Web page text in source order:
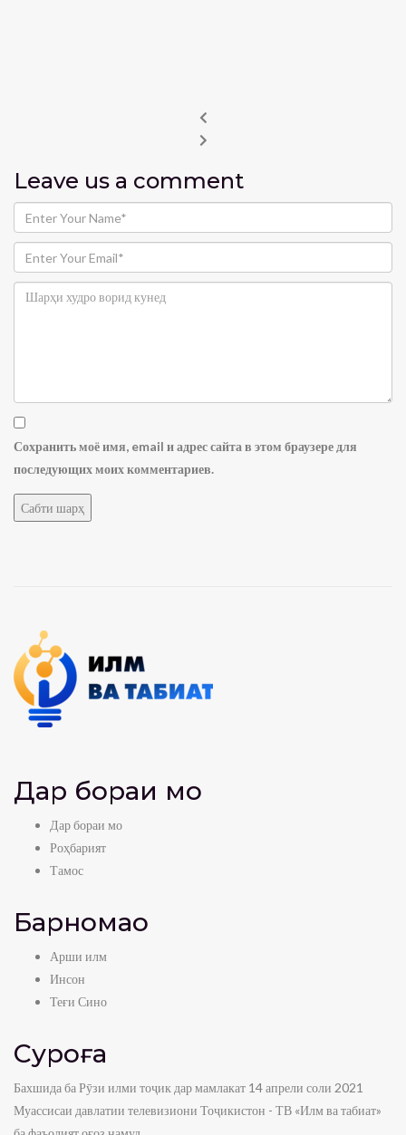
Leave us a comment
Сохранить моё имя, email и адрес сайта в этом браузере для
последующих моих комментариев.
Дар бораи мо
Дар бораи мо
Роҳбарият
Тамос
Барномаҳо
Арши илм
Инсон
Теғи Сино
Суроға
Бахшида ба Рӯзи илми тоҷик дар мамлакат 14 апрели соли 2021
Муассисаи давлатии телевизиони Тоҷикистон - ТВ «Илм ва табиат»